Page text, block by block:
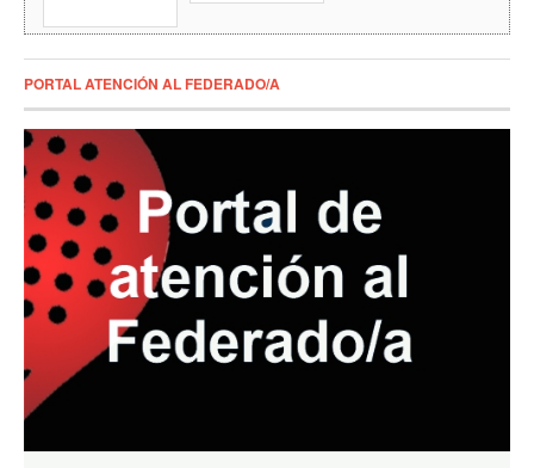
PORTAL ATENCIÓN AL FEDERADO/A